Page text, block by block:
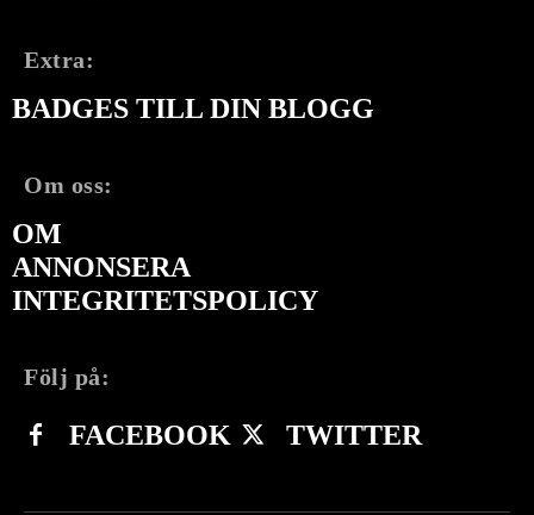
Extra:
BADGES TILL DIN BLOGG
Om oss:
OM
ANNONSERA
INTEGRITETSPOLICY
Följ på:
FACEBOOK TWITTER